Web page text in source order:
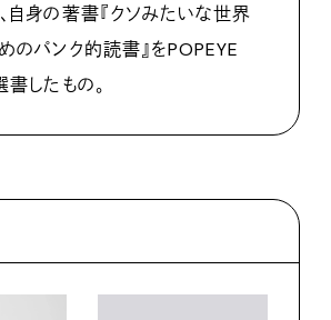
自身の著書『クソみたいな世界
のパンク的読書』をPOPEYE
したもの。